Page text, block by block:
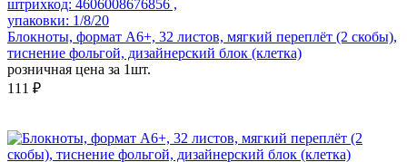
штрихкод: 4606008676856 ,
упаковки: 1/8/20
Блокноты, формат А6+, 32 листов, мягкий переплёт (2 скобы),
тиснение фольгой, дизайнерский блок (клетка)
розничная цена за 1шт.
111 ₽